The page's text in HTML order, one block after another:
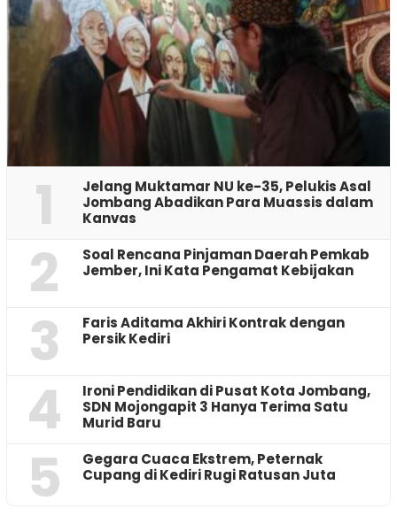
1
Jelang Muktamar NU ke-35, Pelukis Asal
Jombang Abadikan Para Muassis dalam
Kanvas
2
‎Soal Rencana Pinjaman Daerah Pemkab
Jember, Ini Kata Pengamat Kebijakan ‎
3
Faris Aditama Akhiri Kontrak dengan
Persik Kediri
4
Ironi Pendidikan di Pusat Kota Jombang,
SDN Mojongapit 3 Hanya Terima Satu
Murid Baru
5
‎Gegara Cuaca Ekstrem, Peternak
Cupang di Kediri Rugi Ratusan Juta